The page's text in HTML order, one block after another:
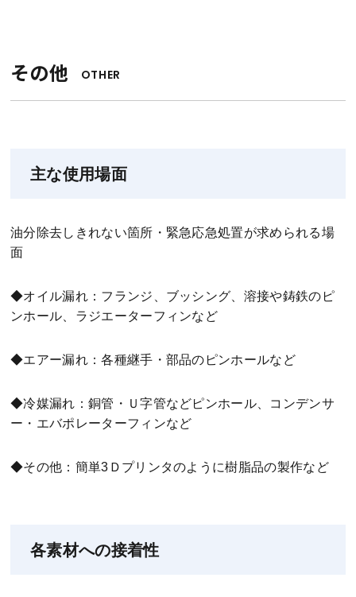
その他 OTHER
主な使用場面
油分除去しきれない箇所・緊急応急処置が求められる場
面
◆オイル漏れ：フランジ、ブッシング、溶接や鋳鉄のピ
ンホール、ラジエーターフィンなど
◆エアー漏れ：各種継手・部品のピンホールなど
◆冷媒漏れ：銅管・Ｕ字管などピンホール、コンデンサ
ー・エバポレーターフィンなど
◆その他：簡単3Ｄプリンタのように樹脂品の製作など
各素材への接着性